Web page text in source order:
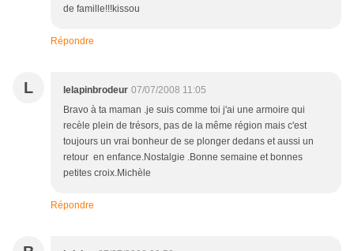
de famille!!!kissou
Répondre
L lelapinbrodeur 07/07/2008 11:05
Bravo à ta maman .je suis comme toi j'ai une armoire qui
recèle plein de trésors, pas de la même région mais c'est
toujours un vrai bonheur de se plonger dedans et aussi un
retour en enfance.Nostalgie .Bonne semaine et bonnes
petites croix.Michèle
Répondre